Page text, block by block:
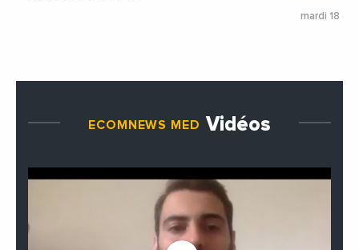
mardi 18
ECOMNEWS MED Vidéos